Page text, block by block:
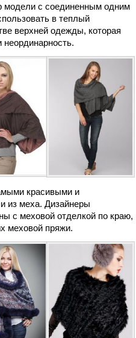
с соединенным одним
в теплый
верхней одежды, которая
красивыми и
из меха. Дизайнеры
с меховой отделкой по краю,
меховой пряжи.